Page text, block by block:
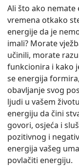
Ali što ako nemate
vremena otkako
energije da je
imali? Morate
učinili, morate
funkcionira i kako
se energija
obavljanje svog
ljudi u vašem
energiju da čini
govori, osjeća i
pozitivnog i
energija vašeg
povlačiti energiju.